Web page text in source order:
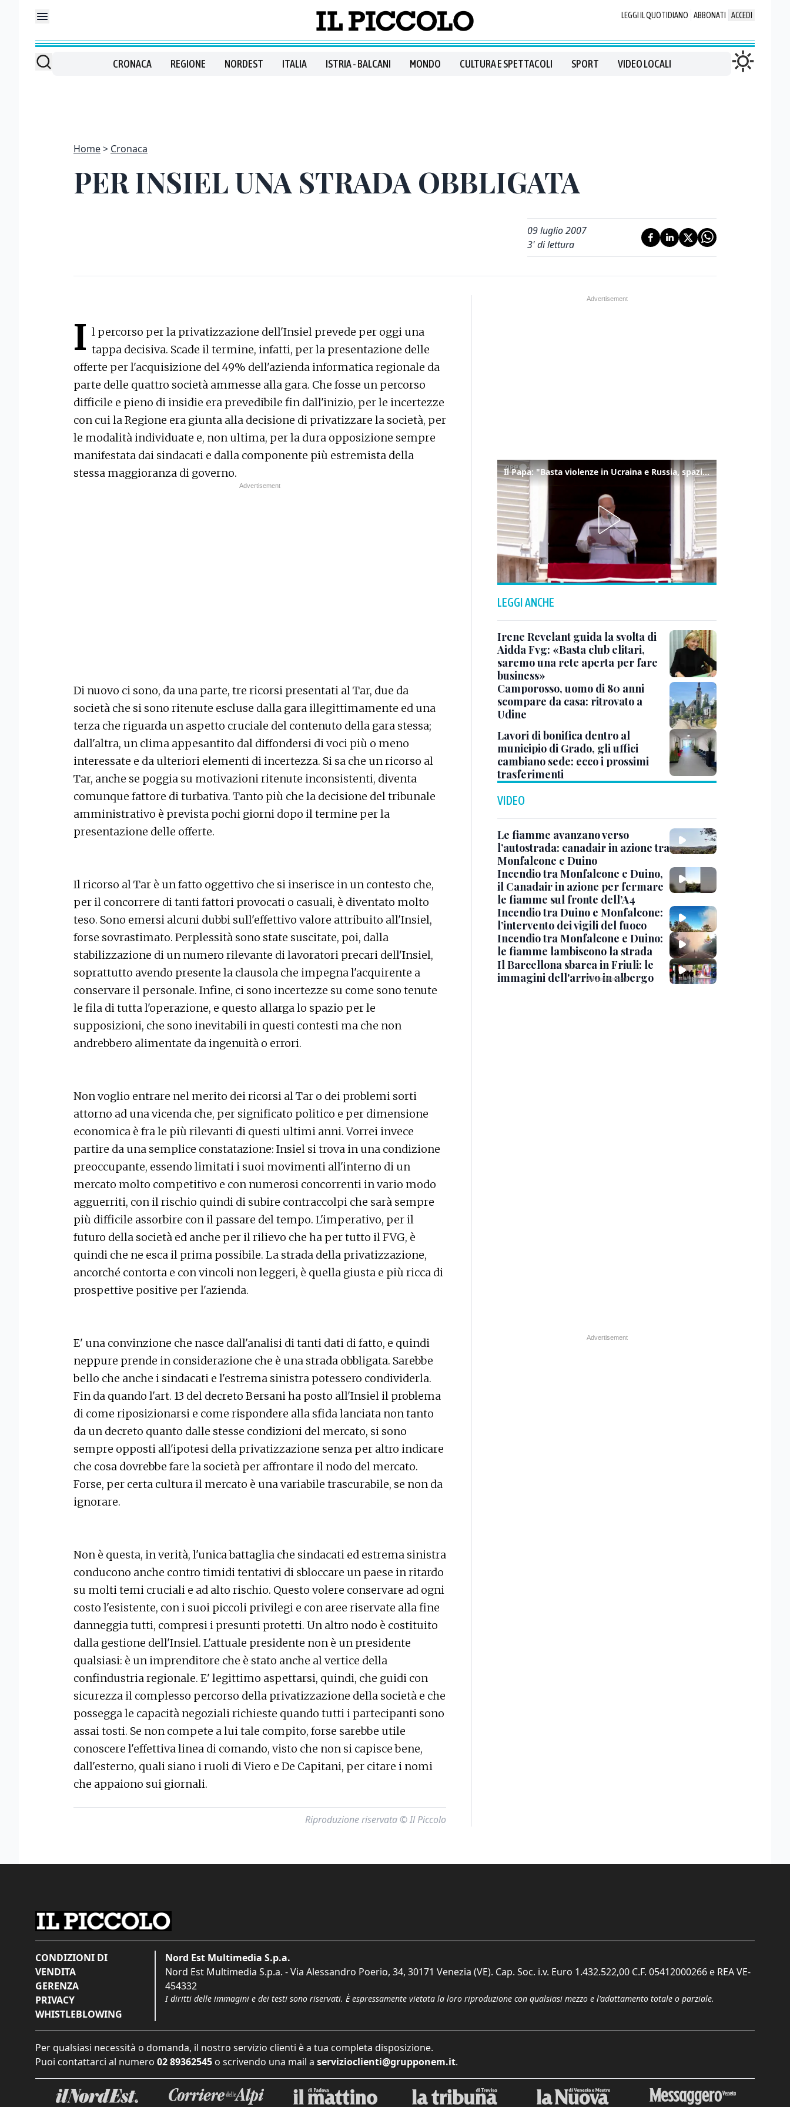
LEGGI IL QUOTIDIANO ABBONATI ACCEDI
CRONACA REGIONE NORDEST ITALIA ISTRIA - BALCANI MONDO CULTURA E SPETTACOLI SPORT VIDEO LOCALI
Home Cronaca
PER INSIEL UNA STRADA OBBLIGATA
09 luglio 2007
3' di lettura
I l percorso per la privatizzazione dell'Insiel prevede per oggi una
tappa decisiva. Scade il termine, infatti, per la presentazione delle
offerte per l'acquisizione del 49% dell'azienda informatica regionale da
parte delle quattro società ammesse alla gara. Che fosse un percorso
difficile e pieno di insidie era prevedibile fin dall'inizio, per le incertezze
con cui la Regione era giunta alla decisione di privatizzare la società, per
le modalità individuate e, non ultima, per la dura opposizione sempre
manifestata dai sindacati e dalla componente più estremista della
stessa maggioranza di governo.
Di nuovo ci sono, da una parte, tre ricorsi presentati al Tar, due da
società che si sono ritenute escluse dalla gara illegittimamente ed una
terza che riguarda un aspetto cruciale del contenuto della gara stessa;
dall'altra, un clima appesantito dal diffondersi di voci più o meno
interessate e da ulteriori elementi di incertezza. Si sa che un ricorso al
Tar, anche se poggia su motivazioni ritenute inconsistenti, diventa
comunque fattore di turbativa. Tanto più che la decisione del tribunale
amministrativo è prevista pochi giorni dopo il termine per la
presentazione delle offerte.
Il ricorso al Tar è un fatto oggettivo che si inserisce in un contesto che,
per il concorrere di tanti fattori provocati o casuali, è diventato molto
teso. Sono emersi alcuni dubbi sull'effettivo valore attribuito all'Insiel,
forse sovrastimato. Perplessità sono state suscitate, poi, dalla
stabilizzazione di un numero rilevante di lavoratori precari dell'Insiel,
soprattutto avendo presente la clausola che impegna l'acquirente a
conservare il personale. Infine, ci sono incertezze su come sono tenute
le fila di tutta l'operazione, e questo allarga lo spazio per le
supposizioni, che sono inevitabili in questi contesti ma che non
andrebbero alimentate da ingenuità o errori.
Non voglio entrare nel merito dei ricorsi al Tar o dei problemi sorti
attorno ad una vicenda che, per significato politico e per dimensione
economica è fra le più rilevanti di questi ultimi anni. Vorrei invece
partire da una semplice constatazione: Insiel si trova in una condizione
preoccupante, essendo limitati i suoi movimenti all'interno di un
mercato molto competitivo e con numerosi concorrenti in vario modo
agguerriti, con il rischio quindi di subire contraccolpi che sarà sempre
più difficile assorbire con il passare del tempo. L'imperativo, per il
futuro della società ed anche per il rilievo che ha per tutto il FVG, è
quindi che ne esca il prima possibile. La strada della privatizzazione,
ancorché contorta e con vincoli non leggeri, è quella giusta e più ricca di
prospettive positive per l'azienda.
E' una convinzione che nasce dall'analisi di tanti dati di fatto, e quindi
neppure prende in considerazione che è una strada obbligata. Sarebbe
bello che anche i sindacati e l'estrema sinistra potessero condividerla.
Fin da quando l'art. 13 del decreto Bersani ha posto all'Insiel il problema
di come riposizionarsi e come rispondere alla sfida lanciata non tanto
da un decreto quanto dalle stesse condizioni del mercato, si sono
sempre opposti all'ipotesi della privatizzazione senza per altro indicare
che cosa dovrebbe fare la società per affrontare il nodo del mercato.
Forse, per certa cultura il mercato è una variabile trascurabile, se non da
ignorare.
Non è questa, in verità, l'unica battaglia che sindacati ed estrema sinistra
conducono anche contro timidi tentativi di sbloccare un paese in ritardo
su molti temi cruciali e ad alto rischio. Questo volere conservare ad ogni
costo l'esistente, con i suoi piccoli privilegi e con aree riservate alla fine
danneggia tutti, compresi i presunti protetti. Un altro nodo è costituito
dalla gestione dell'Insiel. L'attuale presidente non è un presidente
qualsiasi: è un imprenditore che è stato anche al vertice della
confindustria regionale. E' legittimo aspettarsi, quindi, che guidi con
sicurezza il complesso percorso della privatizzazione della società e che
possegga le capacità negoziali richieste quando tutti i partecipanti sono
assai tosti. Se non compete a lui tale compito, forse sarebbe utile
conoscere l'effettiva linea di comando, visto che non si capisce bene,
dall'esterno, quali siano i ruoli di Viero e De Capitani, per citare i nomi
che appaiono sui giornali.
Riproduzione riservata © Il Piccolo
Il Papa: "Basta violenze in Ucraina e Russia, spazio a diplomazia"
LEGGI ANCHE
Irene Revelant guida la svolta di
Aidda Fvg: «Basta club elitari,
saremo una rete aperta per fare
business»
Camporosso, uomo di 80 anni
scompare da casa: ritrovato a
Udine
Lavori di bonifica dentro al
municipio di Grado, gli uffici
cambiano sede: ecco i prossimi
trasferimenti
VIDEO
Le fiamme avanzano verso
l’autostrada: canadair in azione tra
Monfalcone e Duino
Incendio tra Monfalcone e Duino,
il Canadair in azione per fermare
le fiamme sul fronte dell’A4
Incendio tra Duino e Monfalcone:
l’intervento dei vigili del fuoco
Incendio tra Monfalcone e Duino:
le fiamme lambiscono la strada
Il Barcellona sbarca in Friuli: le
immagini dell'arrivo in albergo
CONDIZIONI DI
VENDITA
GERENZA
PRIVACY
WHISTLEBLOWING
Nord Est Multimedia S.p.a.
Nord Est Multimedia S.p.a. - Via Alessandro Poerio, 34, 30171 Venezia (VE). Cap. Soc. i.v. Euro 1.432.522,00 C.F. 05412000266 e REA VE-
454332
I diritti delle immagini e dei testi sono riservati. È espressamente vietata la loro riproduzione con qualsiasi mezzo e l'adattamento totale o parziale.
Per qualsiasi necessità o domanda, il nostro servizio clienti è a tua completa disposizione.
Puoi contattarci al numero 02 89362545 o scrivendo una mail a servizioclienti@grupponem.it.